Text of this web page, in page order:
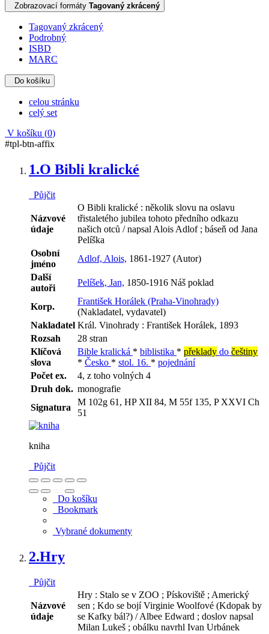
Zobrazovací formáty Tagovaný zkrácený
Tagovaný zkrácený
Podrobný
ISBD
MARC
Do košíku
celou stránku
celý set
V košíku (0)
#tpl-btn-affix
1.O Bibli kralické
Půjčit
Názvové
údaje
O Bibli kralické : několik slovu na oslavu
třistaletého jubilea tohoto předního odkazu
našich otců / napsal Alois Adlof ; báseň od Jana
Pelíška
Osobní
jméno
Adlof, Alois, 1861-1927 (Autor)
Další
autoři
Pelíšek, Jan, 1850-1916 Náš poklad
Korp.
František Horálek (Praha-Vinohrady)
(Nakladatel, vydavatel)
Nakladatel Král. Vinohrady : František Horálek, 1893
Rozsah
28 stran
Klíčová
slova
Bible kralická * biblistika * překlady do češtiny
* Česko * stol. 16. * pojednání
Počet ex.
4, z toho volných 4
Druh dok. monografie
Signatura
M 102g 61, HP XII 84, M 55f 135, P XXVI Ch
51
kniha
Půjčit
Do košíku
Bookmark
Vybrané dokumenty
2.Hry
Půjčit
Názvové
údaje
Hry : Stalo se v ZOO ; Pískoviště ; Americký
sen ; Kdo se bojí Virginie Woolfové (Kdopak by
se Kafky bál?) / Albee Edward ; doslov napsal
Milan Lukeš ; obálku navrhl Ivan Urbánek